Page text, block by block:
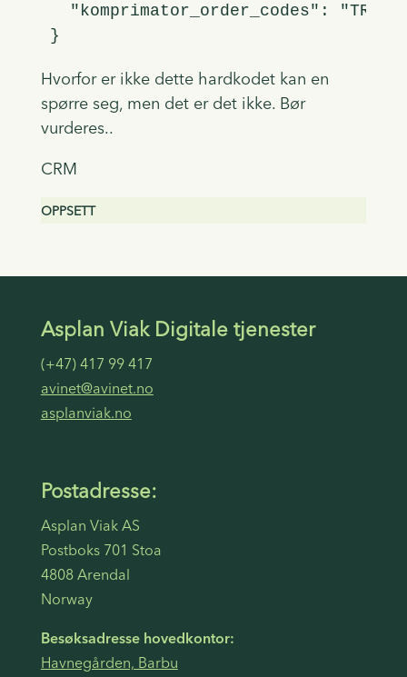
"komprimator_order_codes":
}
Hvorfor er ikke dette hardkodet kan en
spørre seg, men det er det ikke. Bør
vurderes..
CRM
OPPSETT
Asplan Viak Digitale tjenester
(+47) 417 99 417
avinet@avinet.no
asplanviak.no
Postadresse:
Asplan Viak AS
Postboks 701 Stoa
4808 Arendal
Norway
Besøksadresse hovedkontor:
Havnegården, Barbu